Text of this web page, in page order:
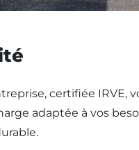
certifiée IRVE,
adaptée à vos